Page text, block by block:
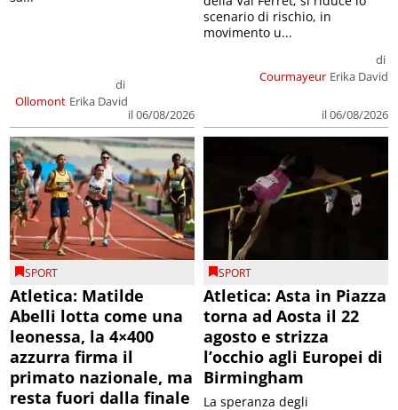
Ollomont
di
Erika David
il 06/08/2026
Courmayeur
di
Erika David
il 06/08/2026
scenario di rischio, in
movimento u...
SPORT
Atletica: Matilde
Abelli lotta come una
leonessa, la 4×400
azzurra firma il
primato nazionale, ma
resta fuori dalla finale
SPORT
Atletica: Asta in Piazza
torna ad Aosta il 22
agosto e strizza
l’occhio agli Europei di
Birmingham
La speranza degli